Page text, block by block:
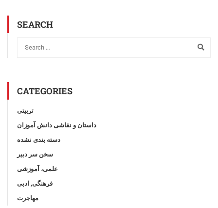
SEARCH
CATEGORIES
تربیتی
داستان و نقاشی دانش آموزان
دسته بندی نشده
سخن سر دبیر
علمی، آموزشی
فرهنگی, ادبی
مهاجرت